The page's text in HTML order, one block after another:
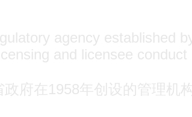
agency established
and licensee
府在1958年创设的管理机